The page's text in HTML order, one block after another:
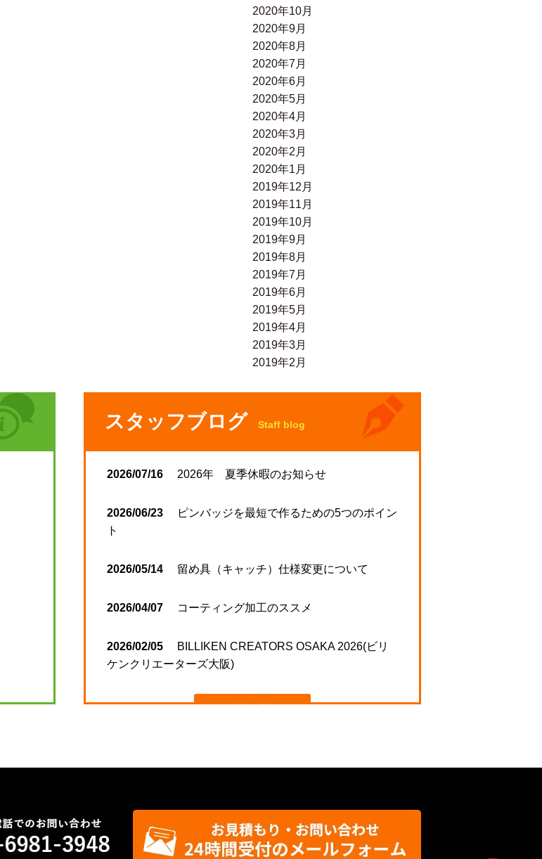
2020年10月
2020年9月
2020年8月
2020年7月
2020年6月
2020年5月
2020年4月
2020年3月
2020年2月
2020年1月
2019年12月
2019年11月
2019年10月
2019年9月
2019年8月
2019年7月
2019年6月
2019年5月
2019年4月
2019年3月
2019年2月
スタッフブログ Staff blog
2026/07/16 2026年 夏季休暇のお知らせ
2026/06/23
ピンバッジを最短で作るための5つのポイン
ト
2026/05/14 留め具（キャッチ）仕様変更について
2026/04/07 コーティング加工のススメ
2026/02/05
BILLIKEN CREATORS OSAKA 2026(ビリ
ケンクリエーターズ大阪)